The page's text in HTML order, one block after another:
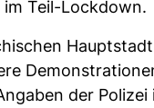
im Teil-Lockdown.
der Polizei